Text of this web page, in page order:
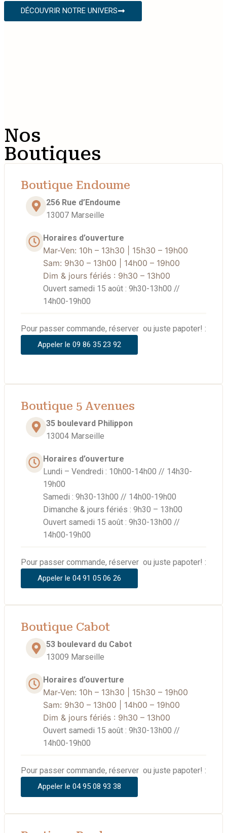
DÉCOUVRIR NOTRE UNIVERS
Nos
Boutiques
Boutique Endoume
256 Rue d’Endoume
13007 Marseille
Horaires d’ouverture
Mar-Ven: 10h – 13h30 | 15h30 – 19h00
Sam: 9h30 – 13h00 | 14h00 – 19h00
Dim & jours fériés : 9h30 – 13h00
Ouvert samedi 15 août : 9h30-13h00 //
14h00-19h00
Pour passer commande, réserver ou juste papoter! :
Appeler le 09 86 35 23 92
Boutique 5 Avenues
35 boulevard Philippon
13004 Marseille
Horaires d’ouverture
Lundi – Vendredi : 10h00-14h00 // 14h30-
19h00
Samedi : 9h30-13h00 // 14h00-19h00
Dimanche & jours fériés : 9h30 – 13h00
Ouvert samedi 15 août : 9h30-13h00 //
14h00-19h00
Pour passer commande, réserver ou juste papoter! :
Appeler le 04 91 05 06 26
Boutique Cabot
53 boulevard du Cabot
13009 Marseille
Horaires d’ouverture
Mar-Ven: 10h – 13h30 | 15h30 – 19h00
Sam: 9h30 – 13h00 | 14h00 – 19h00
Dim & jours fériés : 9h30 – 13h00
Ouvert samedi 15 août : 9h30-13h00 //
14h00-19h00
Pour passer commande, réserver ou juste papoter! :
Appeler le 04 95 08 93 38